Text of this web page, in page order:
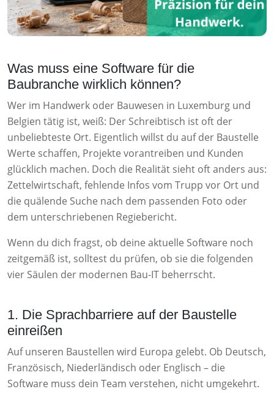
Was muss eine Software für die
Baubranche wirklich können?
Wer im Handwerk oder Bauwesen in Luxemburg und
Belgien tätig ist, weiß: Der Schreibtisch ist oft der
unbeliebteste Ort. Eigentlich willst du auf der Baustelle
Werte schaffen, Projekte vorantreiben und Kunden
glücklich machen. Doch die Realität sieht oft anders aus:
Zettelwirtschaft, fehlende Infos vom Trupp vor Ort und
die quälende Suche nach dem passenden Foto oder
dem unterschriebenen Regiebericht.
Wenn du dich fragst, ob deine aktuelle Software noch
zeitgemäß ist, solltest du prüfen, ob sie die folgenden
vier Säulen der modernen Bau-IT beherrscht.
1. Die Sprachbarriere auf der Baustelle
einreißen
Auf unseren Baustellen wird Europa gelebt. Ob Deutsch,
Französisch, Niederländisch oder Englisch – die
Software muss dein Team verstehen, nicht umgekehrt.